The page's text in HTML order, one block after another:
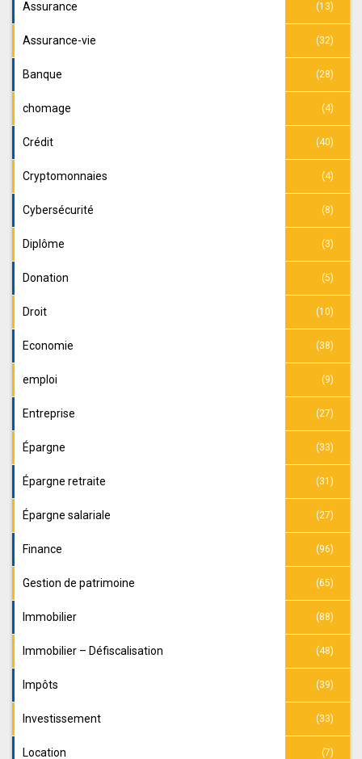
Assurance (13)
Assurance-vie (32)
Banque (28)
chomage (4)
Crédit (40)
Cryptomonnaies (4)
Cybersécurité (8)
Diplôme (3)
Donation (5)
Droit (10)
Economie (38)
emploi (9)
Entreprise (27)
Épargne (33)
Épargne retraite (31)
Épargne salariale (27)
Finance (96)
Gestion de patrimoine (65)
Immobilier (88)
Immobilier – Défiscalisation (48)
Impôts (39)
Investissement (33)
Location (7)